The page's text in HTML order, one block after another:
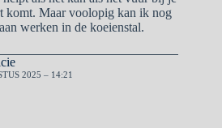
komt. Maar voolopig kan ik nog
werken in de koeienstal.
2025 – 14:21